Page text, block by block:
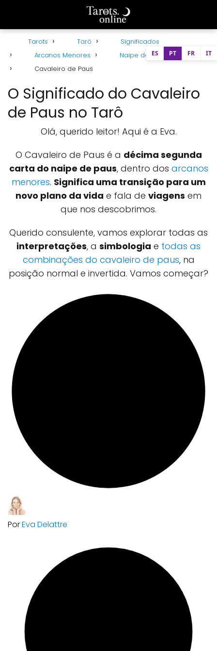
Tarots Tarô
Significados
Arcanos Menores
Naipe de Paus
Cavaleiro de Paus
O Significado do Cavaleiro
de Paus no Tarô
Olá, querido leitor! Aqui é a Eva.
O Cavaleiro de Paus é a décima segunda
carta do naipe de paus, dentro dos arcanos
menores. Significa uma transição para um
novo plano da vida e fala de viagens em
que nos descobrimos.
Querido consulente, vamos explorar todas as
interpretações, a simbologia e todas as
combinações do cavaleiro de paus, na
posição normal e invertida. Vamos começar?
PorEva Delattre
ES PT FR IT